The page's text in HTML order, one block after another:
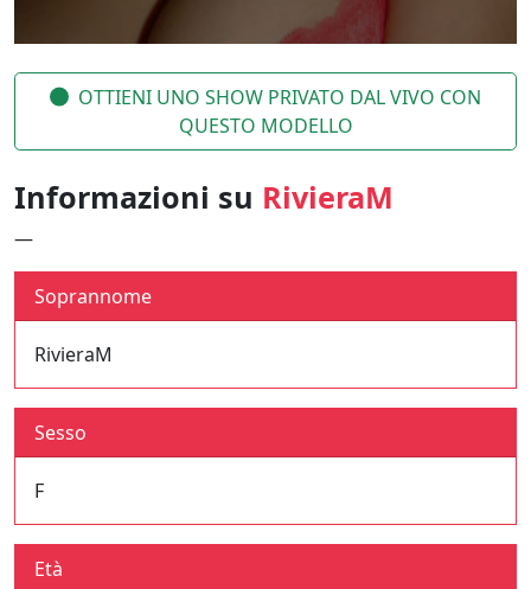
OTTIENI UNO SHOW PRIVATO DAL VIVO CON
QUESTO MODELLO
Informazioni su RivieraM
—
Soprannome
RivieraM
Sesso
F
Età